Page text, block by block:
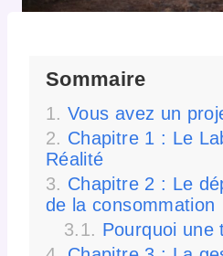
Sommaire
Vous avez un
Chapitre 1 : Le
Réalité
Chapitre 2 : Le
de la consommation
Pourquoi une